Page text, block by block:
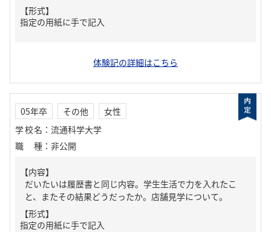
【形式】
指定の用紙に手で記入
体験記の詳細はこちら
05年卒 その他
女性
学校名 ： 流通科学大学
職種 ： 非公開
【内容】
だいたいは履歴書と同じ内容。学生生活で力を入れたこ
と、またその結果どうだったか。店舗見学について。
【形式】
指定の用紙に手で記入